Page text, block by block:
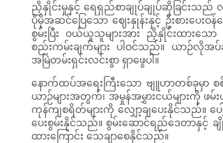
ညှိနှိုင်းမှုနှင့် ရေရှည်စာချုပ်ချုပ်ဆိုခြင်းသ
ပိုမိုအဆင်ပြေသော ဈေးနှုန်းနှင့် ဦးစားပေ
စွမ်းပြီး ဝယ်ယူသူများအား ညှိနှိုင်းထားသော
စည်းကမ်းချက်များ ပါဝင်သည်။ ယာဉ်လိုအပ်ခ
အမြဲတမ်းရှင်းလင်းစွာ ရှာဖွေပါ။
နောက်ထပ်အရေးကြီးသော ဗျူဟာတစ်ခုမှာ စ
ယာဉ်များအတွက်၊ အမှုန်အမွှားငယ်များကို ဖမ်
ကုန်ကျစရိတ်များကို လျှော့ချပေးနိုင်သည်။ ပ
ပေးစွမ်းနိုင်သည်။ စွမ်းဆောင်ရည်ဒေတာနှင့်
ထားကြောင်း သေချာစေနိုင်သည်။